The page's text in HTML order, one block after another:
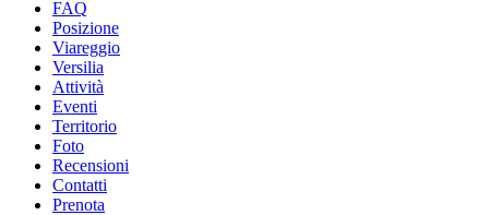
FAQ
Posizione
Viareggio
Versilia
Attività
Eventi
Territorio
Foto
Recensioni
Contatti
Prenota